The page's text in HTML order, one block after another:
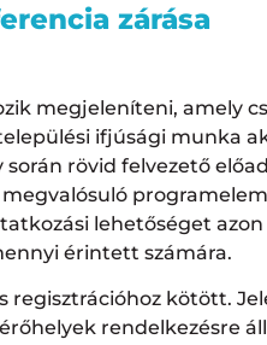
zárása
megjeleníteni, amely
ifjúsági munka
rövid felvezető
lehetőséget azon
érintett számára.
kötött.
rendelkezésre